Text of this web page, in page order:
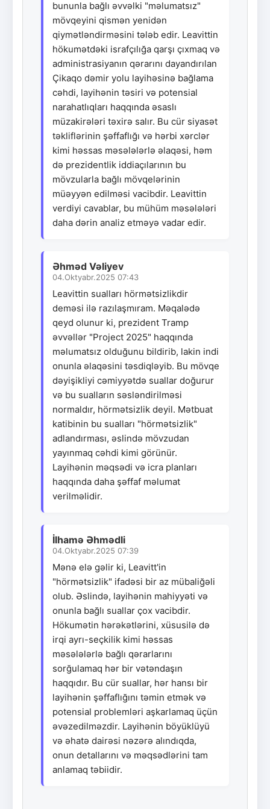
bununla bağlı əvvəlki "məlumatsız"
mövqeyini qismən yenidən
qiymətləndirməsini tələb edir. Leavittin
hökumətdəki israfçılığa qarşı çıxmaq və
administrasiyanın qərarını dayandırılan
Çikaqo dəmir yolu layihəsinə bağlama
cəhdi, layihənin təsiri və potensial
narahatlıqları haqqında əsaslı
müzakirələri təxirə salır. Bu cür siyasət
təkliflərinin şəffaflığı və hərbi xərclər
kimi həssas məsələlərlə əlaqəsi, həm
də prezidentlik iddiaçılarının bu
mövzularla bağlı mövqelərinin
müəyyən edilməsi vacibdir. Leavittin
verdiyi cavablar, bu mühüm məsələləri
daha dərin analiz etməyə vadar edir.
Əhməd Vəliyev
04.Oktyabr.2025 07:43
Leavittin sualları hörmətsizlikdir
deməsi ilə razılaşmıram. Məqalədə
qeyd olunur ki, prezident Tramp
əvvəllər "Project 2025" haqqında
məlumatsız olduğunu bildirib, lakin indi
onunla əlaqəsini təsdiqləyib. Bu mövqe
dəyişikliyi cəmiyyətdə suallar doğurur
və bu sualların səsləndirilməsi
normaldır, hörmətsizlik deyil. Mətbuat
katibinin bu sualları "hörmətsizlik"
adlandırması, əslində mövzudan
yayınmaq cəhdi kimi görünür.
Layihənin məqsədi və icra planları
haqqında daha şəffaf məlumat
verilməlidir.
İlhamə Əhmədli
04.Oktyabr.2025 07:39
Mənə elə gəlir ki, Leavitt'in
"hörmətsizlik" ifadəsi bir az mübaliğəli
olub. Əslində, layihənin mahiyyəti və
onunla bağlı suallar çox vacibdir.
Hökumətin hərəkətlərini, xüsusilə də
irqi ayrı-seçkilik kimi həssas
məsələlərlə bağlı qərarlarını
sorğulamaq hər bir vətəndaşın
haqqıdır. Bu cür suallar, hər hansı bir
layihənin şəffaflığını təmin etmək və
potensial problemləri aşkarlamaq üçün
əvəzedilməzdir. Layihənin böyüklüyü
və əhatə dairəsi nəzərə alındıqda,
onun detallarını və məqsədlərini tam
anlamaq təbiidir.